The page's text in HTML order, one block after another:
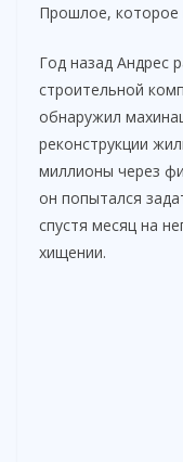
Прошлое, которое
Год назад Андрес
строительной
обнаружил
реконструкции
миллионы через
он попытался
спустя месяц на
хищении.